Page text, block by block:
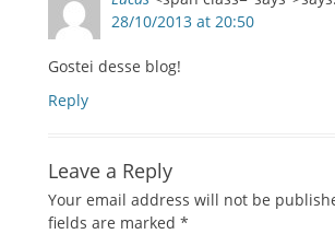
28/10/2013 at 20:50
Gostei desse blog!
Reply
Leave a Reply
Your email address will not be
fields are marked *